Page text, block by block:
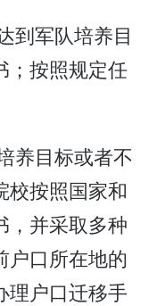
到军队培养目
；按照规定任
养目标或者不
校按照国家和
，并采取多种
户口所在地的
理户口迁移手